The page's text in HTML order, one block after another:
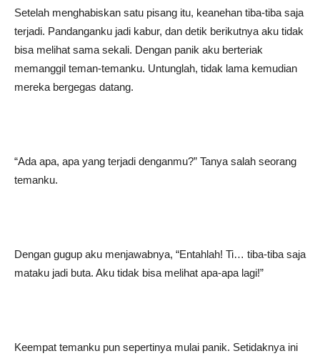
Setelah menghabiskan satu pisang itu, keanehan tiba-tiba saja
terjadi. Pandanganku jadi kabur, dan detik berikutnya aku tidak
bisa melihat sama sekali. Dengan panik aku berteriak
memanggil teman-temanku. Untunglah, tidak lama kemudian
mereka bergegas datang.
“Ada apa, apa yang terjadi denganmu?” Tanya salah seorang
temanku.
Dengan gugup aku menjawabnya, “Entahlah! Ti… tiba-tiba saja
mataku jadi buta. Aku tidak bisa melihat apa-apa lagi!”
Keempat temanku pun sepertinya mulai panik. Setidaknya ini